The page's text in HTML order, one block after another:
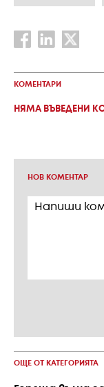
КОМЕНТАРИ
НЯМА ВЪВЕДЕНИ
НОВ КОМЕНТАР
ОЩЕ ОТ КАТЕГОРИЯТА